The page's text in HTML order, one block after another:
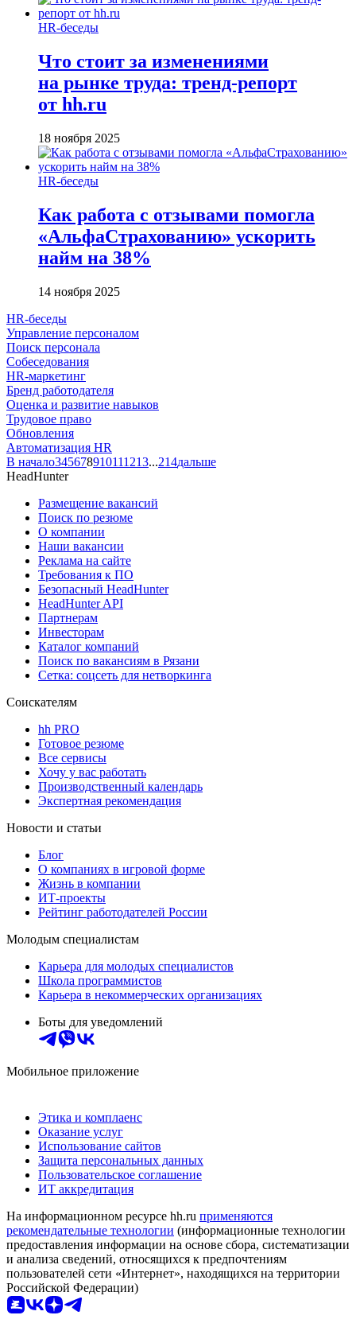
HR-беседы
Что стоит за изменениями
на рынке труда: тренд-репорт
от hh.ru
18 ноября 2025
HR-беседы
Как работа с отзывами помогла
«АльфаСтрахованию» ускорить
найм на 38%
14 ноября 2025
HR-беседы
Управление персоналом
Поиск персонала
Собеседования
HR-маркетинг
Бренд работодателя
Оценка и развитие навыков
Трудовое право
Обновления
Автоматизация HR
В начало345678910111213...214дальше
HeadHunter
Размещение вакансий
Поиск по резюме
О компании
Наши вакансии
Реклама на сайте
Требования к ПО
Безопасный HeadHunter
HeadHunter API
Партнерам
Инвесторам
Каталог компаний
Поиск по вакансиям в Рязани
Сетка: соцсеть для нетворкинга
Соискателям
hh PRO
Готовое резюме
Все сервисы
Хочу у вас работать
Производственный календарь
Экспертная рекомендация
Новости и статьи
Блог
О компаниях в игровой форме
Жизнь в компании
ИТ-проекты
Рейтинг работодателей России
Молодым специалистам
Карьера для молодых специалистов
Школа программистов
Карьера в некоммерческих организациях
Боты для уведомлений
Мобильное приложение
Этика и комплаенс
Оказание услуг
Использование сайтов
Защита персональных данных
Пользовательское соглашение
ИТ аккредитация
На информационном ресурсе hh.ru применяются
рекомендательные технологии (информационные технологии
предоставления информации на основе сбора, систематизации
и анализа сведений, относящихся к предпочтениям
пользователей сети «Интернет», находящихся на территории
Российской Федерации)